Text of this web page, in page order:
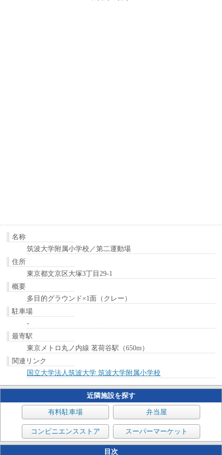
名称
筑波大学附属小学校／第二運動場
住所
東京都文京区大塚3丁目29-1
概要
多目的グラウンド×1面（クレー）
駐車場
-
最寄駅
東京メトロ丸ノ内線 茗荷谷駅（650m）
関連リンク
国立大学法人筑波大学 筑波大学附属小学校
近隣施設を探す
有料駐車場 弁当屋
コンビニエンスストア スーパーマーケット
目次